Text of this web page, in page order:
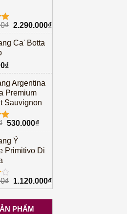
₫ Giá
gốc
là:
2.290.000₫Giá
hiện
Ca' Botta
₫
Argentina
Premium
Sauvignon
Giá
gốc
là:
585.000₫.
530.000₫Giá
hiện
là:
Ý
Primitivo Di
₫ Giá
gốc
là:
1.350.000₫.
1.120.000₫Giá
hiện
tại
PHẨM